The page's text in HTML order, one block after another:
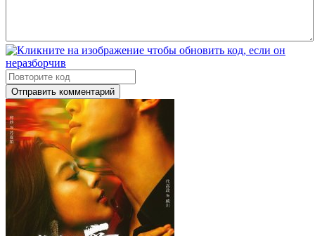
Отправить комментарий